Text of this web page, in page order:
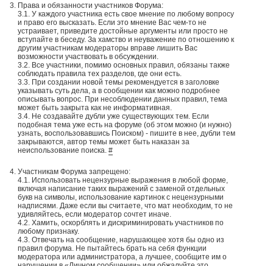
Права и обязанности участников Форума:
3.1. У каждого участника есть свое мнение по любому вопросу
и право его высказать. Если это мнение Вас чем-то не
устраивает, приведите достойные аргументы или просто не
вступайте в беседу. За хамство и неуважение по отношению к
другим участникам модераторы вправе лишить Вас
возможности участвовать в обсуждении.
3.2. Все участники, помимо основных правил, обязаны также
соблюдать правила тех разделов, где они есть.
3.3. При создании новой темы рекомендуется в заголовке
указывать суть дела, а в сообщении как можно подробнее
описывать вопрос. При несоблюдении данных правил, тема
может быть закрыта как не информативная.
3.4. Не создавайте дубли уже существующих тем. Если
подобная тема уже есть на форуме (об этом можно (и нужно)
узнать, воспользовавшись Поиском) - пишите в нее, дубли тем
закрываются, автор темы может быть наказан за
неиспользование поиска. #
Участникам Форума запрещено:
4.1. Использовать нецензурные выражения в любой форме,
включая написание таких выражений с заменой отдельных
букв на символы, использование картинок с нецензурными
надписями. Даже если вы считаете, что мат необходим, то не
удивляйтесь, если модератор сочтет иначе.
4.2. Хамить, оскорблять и дискриминировать участников по
любому признаку.
4.3. Отвечать на сообщение, нарушающее хотя бы одно из
правил форума. Не пытайтесь брать на себя функции
модератора или администратора, а лучшее, сообщите им о